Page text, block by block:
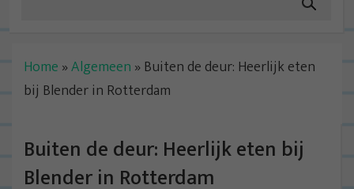
Home »Algemeen » Buiten de deur: Heerlijk eten
bij Blender in Rotterdam
Buiten de deur: Heerlijk eten bij
Blender in Rotterdam